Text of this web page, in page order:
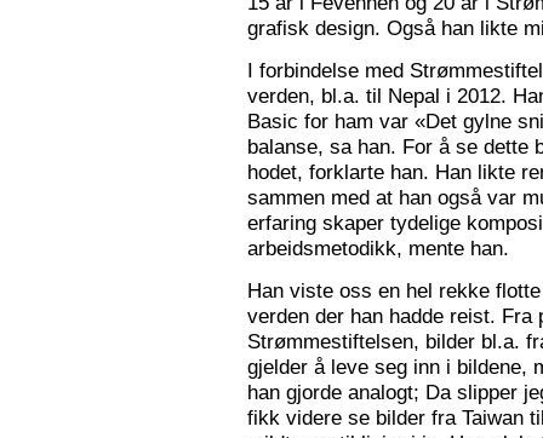
grafisk design. Også han likte
I forbindelse med
verden, bl.a. til Nepal i 2012.
Basic for ham var «Det gylne
balanse, sa han. For å se dette
hodet, forklarte han. Han likte
sammen med at han også var
erfaring skaper tydelige
arbeidsmetodikk, mente han.
Han viste oss en hel rekke
verden der han hadde reist. Fra
Strømmestiftelsen, bilder bl.a.
gjelder å leve seg inn i bildene,
han gjorde analogt; Da slipper
fikk videre se bilder fra Taiwan